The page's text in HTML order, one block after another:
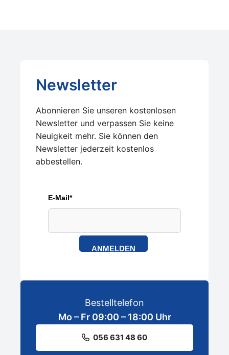
Newsletter
Abonnieren Sie unseren kostenlosen
Newsletter und verpassen Sie keine
Neuigkeit mehr. Sie können den
Newsletter jederzeit kostenlos
abbestellen.
E-Mail*
ANMELDEN
Bestelltelefon
Mo – Fr 09:00 – 18:00 Uhr
056 631 48 60